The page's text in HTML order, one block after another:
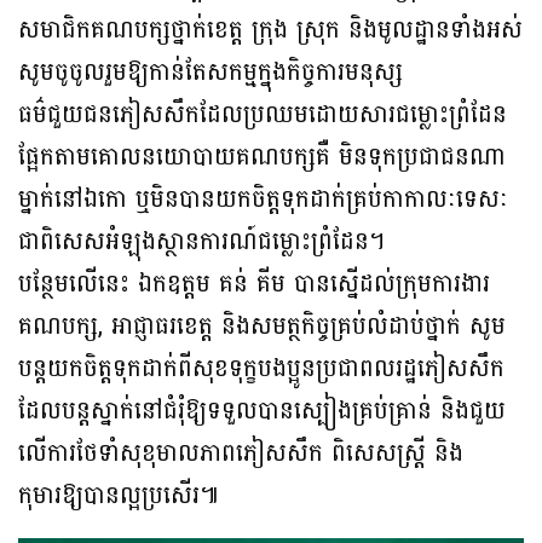
សមាជិកគណបក្សថ្នាក់ខេត្ត ក្រុង ស្រុក និងមូលដ្ឋានទាំងអស់
សូមចូចូលរួមឱ្យកាន់តែសកម្មក្នុងកិច្ចការមនុស្ស
ធម៌ជួយជនភៀសសឹកដែលប្រឈមដោយសារជម្លោះព្រំដែន
ផ្អែកតាមគោលនយោបាយគណបក្សគឺ មិនទុកប្រជាជនណា
ម្នាក់នៅឯកោ ឬមិនបានយកចិត្តទុកដាក់គ្រប់កាកាលៈទេសៈ
ជាពិសេសអំឡុងស្ថានការណ៍ជម្លោះព្រំដែន។
បន្ថែមលើនេះ ឯកឧត្តម គន់ គីម បានស្នើដល់ក្រុមការងារ
គណបក្ស, អាជ្ញាធរខេត្ត និងសមត្ថកិច្ចគ្រប់លំដាប់ថ្នាក់ សូម
បន្តយកចិត្តទុកដាក់ពីសុខទុក្ខបងប្អូនប្រជាពលរដ្ឋភៀសសឹក
ដែលបន្តស្នាក់នៅជំរុំឱ្យទទួលបានស្បៀងគ្រប់គ្រាន់ និងជួយ
លើការថែទាំសុខុមាលភាពភៀសសឹក ពិសេសស្រ្តី និង
កុមារឱ្យបានល្អប្រសើរ៕